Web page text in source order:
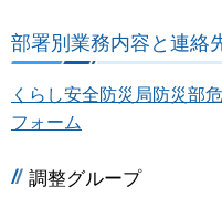
部署別業務内容と連絡
くらし安全防災局防災部
フォーム
調整グループ